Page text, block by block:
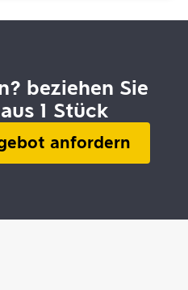
beziehen Sie
1 Stück
anfordern